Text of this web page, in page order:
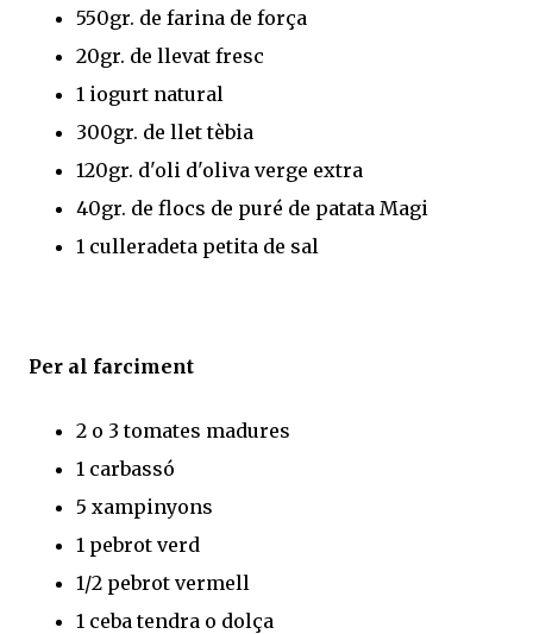
550gr. de farina de força
20gr. de llevat fresc
1 iogurt natural
300gr. de llet tèbia
120gr. d'oli d'oliva verge extra
40gr. de flocs de puré de patata Magi
1 culleradeta petita de sal
Per al farciment
2 o 3 tomates madures
1 carbassó
5 xampinyons
1 pebrot verd
1/2 pebrot vermell
1 ceba tendra o dolça